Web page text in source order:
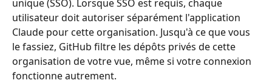
unique (SSO). Lorsque SSO est requis, chaque
utilisateur doit autoriser séparément l'application
Claude pour cette organisation. Jusqu'à ce que vous
le fassiez, GitHub filtre les dépôts privés de cette
organisation de votre vue, même si votre connexion
fonctionne autrement.